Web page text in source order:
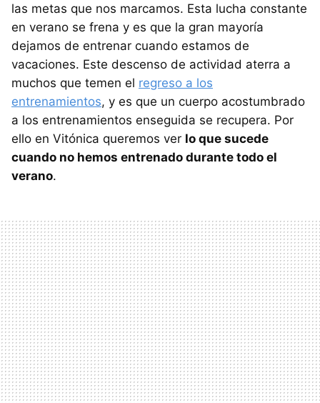
las metas que nos marcamos. Esta lucha constante
en verano se frena y es que la gran mayoría
dejamos de entrenar cuando estamos de
vacaciones. Este descenso de actividad aterra a
muchos que temen el regreso a los
entrenamientos, y es que un cuerpo acostumbrado
a los entrenamientos enseguida se recupera. Por
ello en Vitónica queremos ver lo que sucede
cuando no hemos entrenado durante todo el
verano.